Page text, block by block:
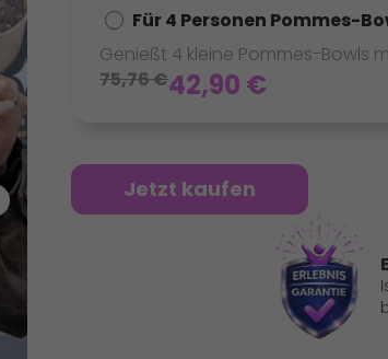
Für 4 Personen Pommes-
Genießt 4 kleine Pommes-Bowls
75,76€42,90 €
Jetzt kaufen